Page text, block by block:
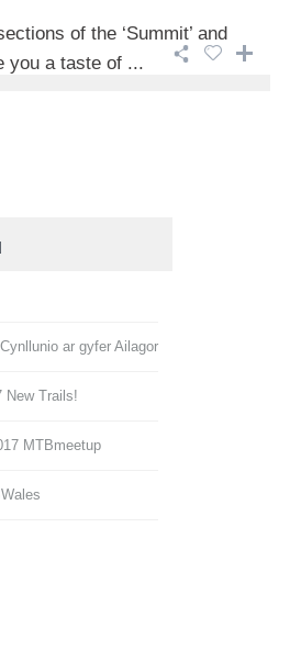
of the ‘Summit’ and
you a taste of ...
ar gyfer Ailagor
New Trails!
MTBmeetup